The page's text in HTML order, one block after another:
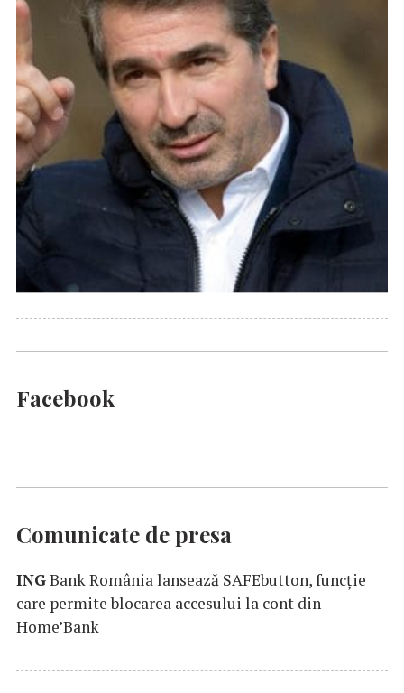
Facebook
Comunicate de presa
INGBank România lansează SAFEbutton, funcţie
care permite blocarea accesului la cont din
Home’Bank